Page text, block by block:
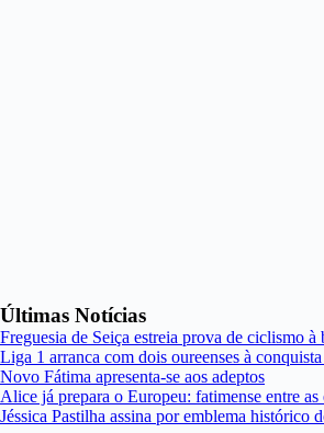
Últimas Notícias
Freguesia de Seiça estreia prova de ciclismo
Liga 1 arranca com dois oureenses à
Novo Fátima apresenta-se aos adeptos
Alice já prepara o Europeu: fatimense entre as
Jéssica Pastilha assina por emblema histórico